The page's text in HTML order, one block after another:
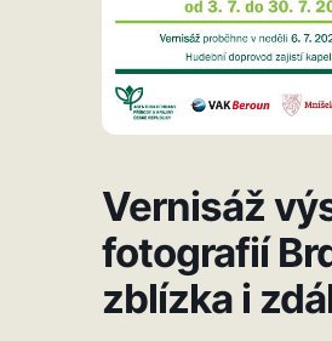
Vernisáž
fotografií
zblízka i